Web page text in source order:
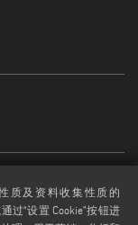
质及资料收集性质的
过“设置 Cookie”按钮进